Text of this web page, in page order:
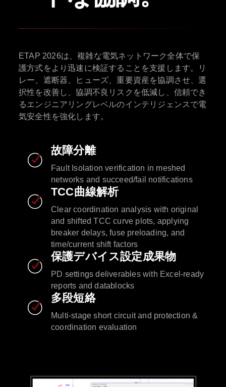
ETAP 2026は、複雑な電気ネットワーク全体で保
護方式をより迅速に検証することを支援します。リ
レー、遮断器、ヒューズ、重要資産を協調させ、選
択性を改善し、協調不良リスクを低減し、信頼でき
るエンジニアリングレベルのインテリジェンスで電
気安全性を強化します。
故障分離
Fault Isolation verification in meshed
networks and succeed/fail notifications
TCC曲線解析
Clear coordination analysis with original
and shifted TCC curve plots, applying
breaker delays, fuse preloading, and
time/current shift factors
保護デバイス設定成果物
PD settings deliverables with Excel-ready
reports and datablocks
多段短絡
Multi-stage short circuit and protection &
coordination evaluation